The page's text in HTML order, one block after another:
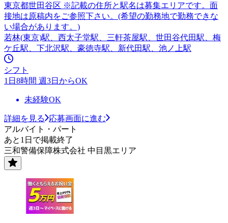
東京都世田谷区 ※記載の住所と駅名は募集エリアです。面
接地は原稿内をご参照下さい。(希望の勤務地で勤務できな
い場合があります。)
若林(東京)駅、西太子堂駅、三軒茶屋駅、世田谷代田駅、梅
ケ丘駅、下北沢駅、豪徳寺駅、新代田駅、池ノ上駅
シフト
1日8時間 週3日からOK
未経験OK
詳細を見る
応募画面に進む
アルバイト・パート
あと1日で掲載終了
三和警備保障株式会社 中目黒エリア